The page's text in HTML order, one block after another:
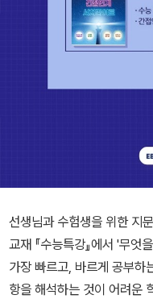
선생님과 수험생을 위한 지
교재 『수능특강』에서 '무
가장 빠르고, 바르게 공부하는 방법 공개! 수능
항을 해석하는 것이 어려운